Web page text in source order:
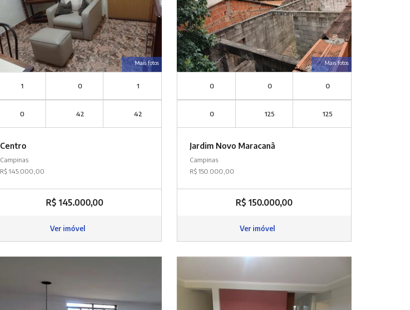
Mais fotos
1 0 1
0 42 42
Centro
Campinas
R$ 145.000,00
R$ 145.000,00
Ver imóvel
Mais fotos
0 0 0
0 125 125
Jardim Novo Maracanã
Campinas
R$ 150.000,00
R$ 150.000,00
Ver imóvel